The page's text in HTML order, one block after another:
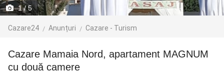
1/ 5
Cazare24 Anunțuri Cazare - Turism
Cazare Mamaia Nord, apartament MAGNUM
cu două camere